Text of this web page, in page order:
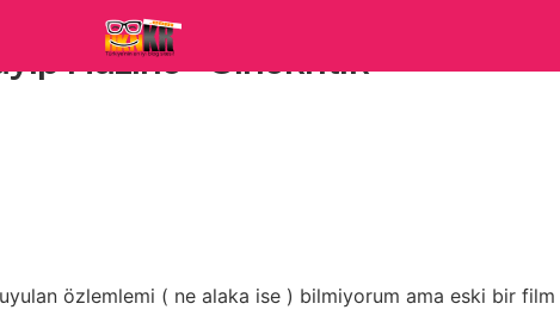
Hazine – Sinekritik
özlemlemi ( ne alaka ise ) bilmiyorum ama eski bir film